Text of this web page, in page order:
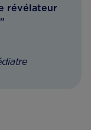
révélateur